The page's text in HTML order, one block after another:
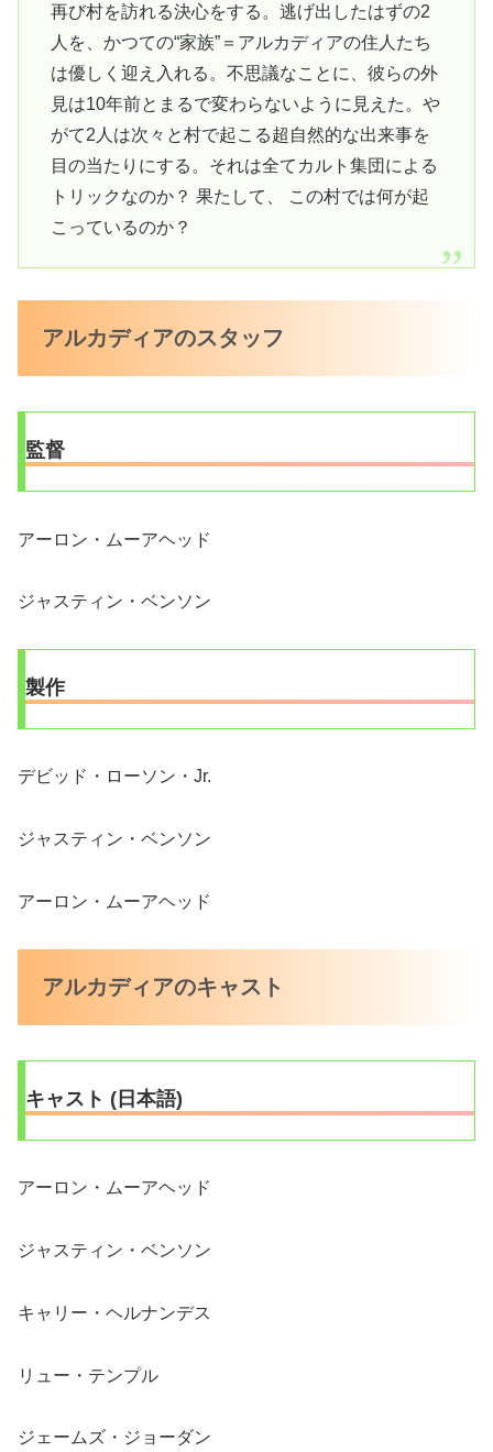
再び村を訪れる決心をする。逃げ出したはずの2
人を、かつての“家族”＝アルカディアの住人たち
は優しく迎え入れる。不思議なことに、彼らの外
見は10年前とまるで変わらないように見えた。や
がて2人は次々と村で起こる超自然的な出来事を
目の当たりにする。それは全てカルト集団による
トリックなのか？ 果たして、 この村では何が起
こっているのか？
アルカディアのスタッフ
監督
アーロン・ムーアヘッド
ジャスティン・ベンソン
製作
デビッド・ローソン・Jr.
ジャスティン・ベンソン
アーロン・ムーアヘッド
アルカディアのキャスト
キャスト (日本語)
アーロン・ムーアヘッド
ジャスティン・ベンソン
キャリー・ヘルナンデス
リュー・テンプル
ジェームズ・ジョーダン